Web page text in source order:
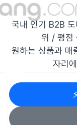
국내 인기 B2B
위 / 평점
원하는 상품과 매
자리